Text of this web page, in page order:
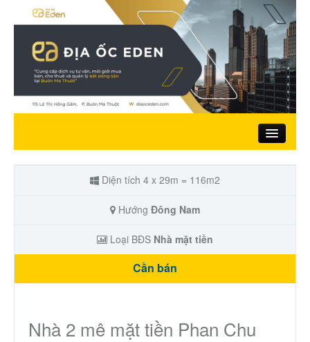
Trang chủ
Đất ở
Diện tích 4 x 29m = 116m2
Hướng Đông Nam
Loại BĐS Nhà mặt tiền
Cần bán
Nhà 2 mê mặt tiền Phan Chu